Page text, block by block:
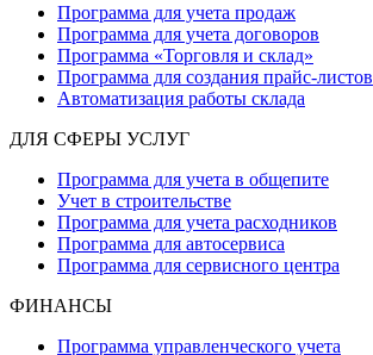
Программа для учета продаж
Программа для учета договоров
Программа «Торговля и склад»
Программа для создания прайс‑листов
Автоматизация работы склада
ДЛЯ СФЕРЫ УСЛУГ
Программа для учета в общепите
Учет в строительстве
Программа для учета расходников
Программа для автосервиса
Программа для сервисного центра
ФИНАНСЫ
Программа управленческого учета